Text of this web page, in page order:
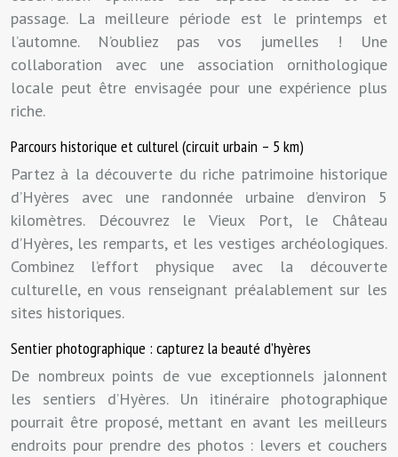
passage. La meilleure période est le printemps et
l’automne. N’oubliez pas vos jumelles ! Une
collaboration avec une association ornithologique
locale peut être envisagée pour une expérience plus
riche.
Parcours historique et culturel (circuit urbain – 5 km)
Partez à la découverte du riche patrimoine historique
d’Hyères avec une randonnée urbaine d’environ 5
kilomètres. Découvrez le Vieux Port, le Château
d’Hyères, les remparts, et les vestiges archéologiques.
Combinez l’effort physique avec la découverte
culturelle, en vous renseignant préalablement sur les
sites historiques.
Sentier photographique : capturez la beauté d’hyères
De nombreux points de vue exceptionnels jalonnent
les sentiers d’Hyères. Un itinéraire photographique
pourrait être proposé, mettant en avant les meilleurs
endroits pour prendre des photos : levers et couchers